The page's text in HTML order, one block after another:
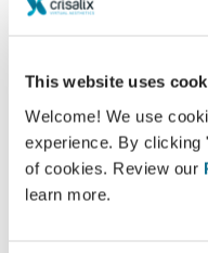
This website uses
Welcome! We use
experience. By clicking
of cookies. Review our
learn more.
前，您就可以设想您目
友们，并且做出更加明智
现在就可